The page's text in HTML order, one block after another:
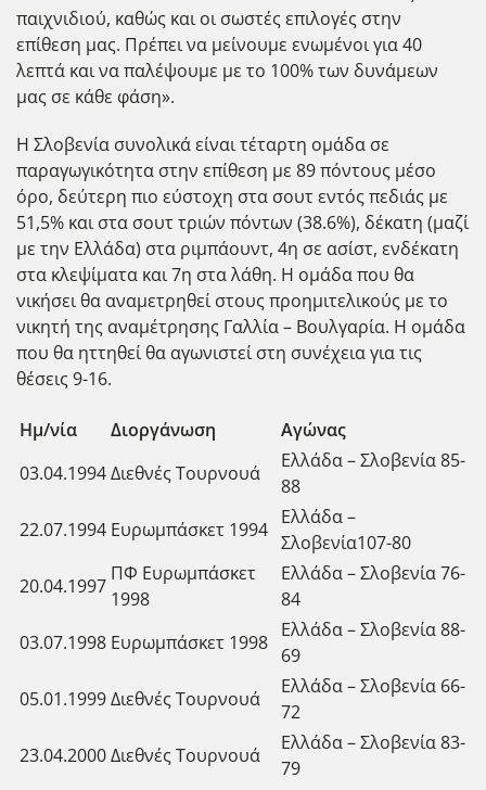
παιχνιδιού, καθώς και οι σωστές επιλογές στην
επίθεση μας. Πρέπει να μείνουμε ενωμένοι για 40
λεπτά και να παλέψουμε με το 100% των δυνάμεων
μας σε κάθε φάση».
Η Σλοβενία συνολικά είναι τέταρτη ομάδα σε
παραγωγικότητα στην επίθεση με 89 πόντους μέσο
όρο, δεύτερη πιο εύστοχη στα σουτ εντός πεδιάς με
51,5% και στα σουτ τριών πόντων (38.6%), δέκατη (μαζί
με την Ελλάδα) στα ριμπάουντ, 4η σε ασίστ, ενδέκατη
στα κλεψίματα και 7η στα λάθη. Η ομάδα που θα
νικήσει θα αναμετρηθεί στους προημιτελικούς με το
νικητή της αναμέτρησης Γαλλία – Βουλγαρία. Η ομάδα
που θα ηττηθεί θα αγωνιστεί στη συνέχεια για τις
θέσεις 9-16.
Ημ/νία Διοργάνωση
Αγώνας
03.04.1994Διεθνές Τουρνουά
Ελλάδα – Σλοβενία 85-
88
22.07.1994 Ευρωμπάσκετ 1994
Ελλάδα –
Σλοβενία107-80
20.04.1997
ΠΦ Ευρωμπάσκετ
1998
Ελλάδα – Σλοβενία 76-
84
03.07.1998 Ευρωμπάσκετ 1998
Ελλάδα – Σλοβενία 88-
69
05.01.1999Διεθνές Τουρνουά
Ελλάδα – Σλοβενία 66-
72
23.04.2000Διεθνές Τουρνουά
Ελλάδα – Σλοβενία 83-
79